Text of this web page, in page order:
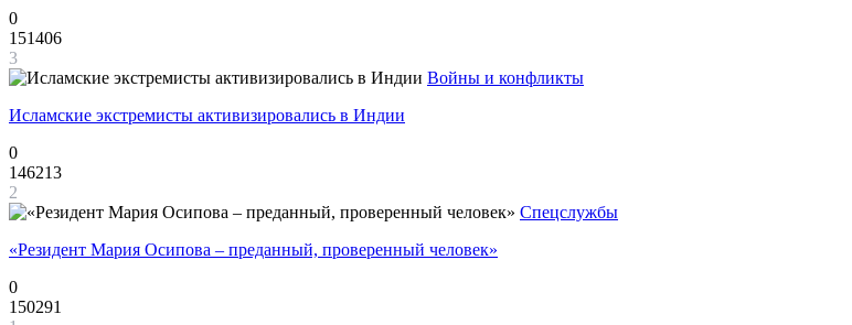
0
151406
3
Войны и конфликты
Исламские экстремисты активизировались в Индии
0
146213
2
Спецслужбы
«Резидент Мария Осипова – преданный, проверенный человек»
0
150291